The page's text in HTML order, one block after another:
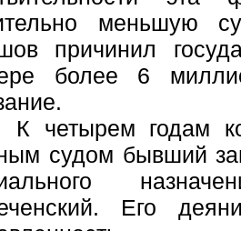
меньшую
причинил
более 6
годам
судом бывший
Его